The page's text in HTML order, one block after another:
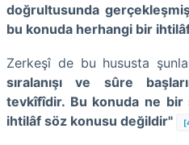
doğrultusunda
bu konuda herhangi bir
Zerkeşî de bu hususta
sıralanışı ve sûre
tevkîfîdir. Bu konuda ne
ihtilâf söz konusu değildir"